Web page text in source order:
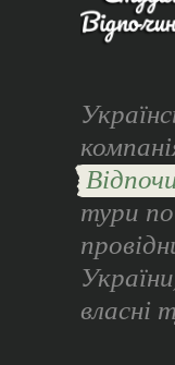
тури по
власні